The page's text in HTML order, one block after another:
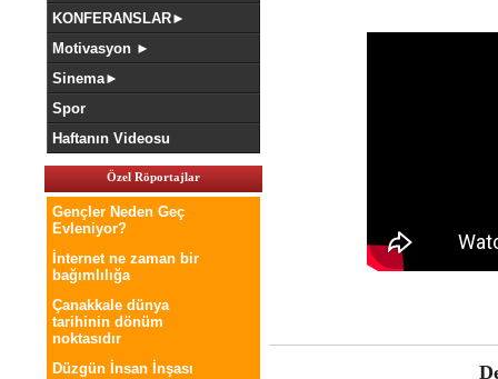
KONFERANSLAR►
Motivasyon ►
Sinema►
Spor
Haftanın Videosu
Özel Röportajlar
Gençler Neden Geç
Evleniyor?
İnternet ne zaman bir
bağımlılığa
Çanakkale dünya
tarihinin dönüm
noktasıdır
Düzgün İnsan İnşası